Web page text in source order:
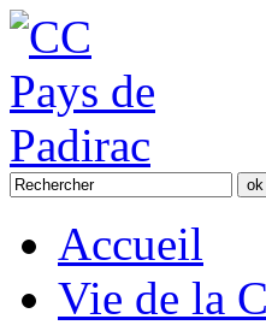
Accueil
Vie de la